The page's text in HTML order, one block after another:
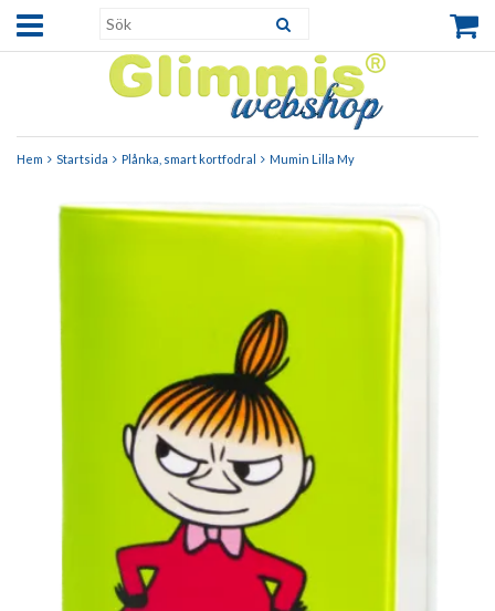
Hem Startsida Plånka, smart kortfodral Mumin Lilla My